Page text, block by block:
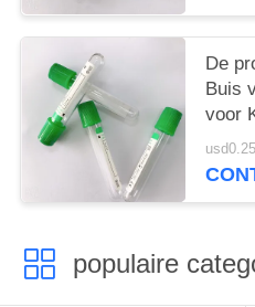
De
Buis
voor
populaire